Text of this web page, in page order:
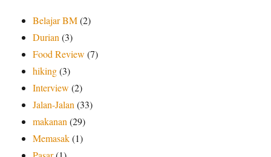
Belajar BM(2)
Durian (3)
Food Review (7)
hiking(3)
Interview (2)
Jalan-Jalan (33)
makanan (29)
Memasak(1)